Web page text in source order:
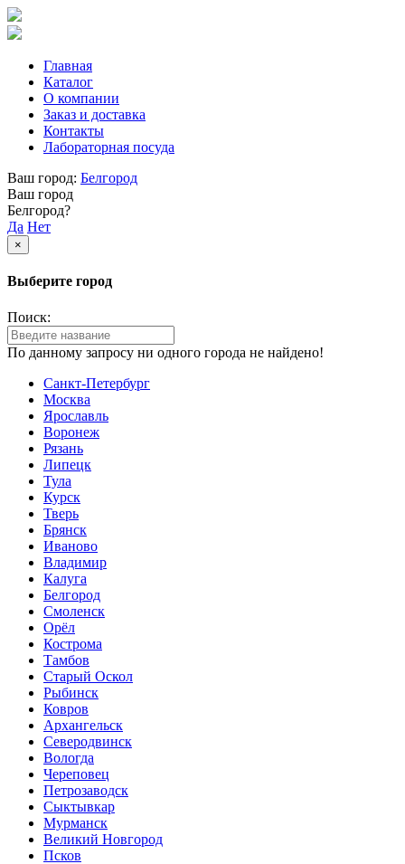
Главная
Каталог
О компании
Заказ и доставка
Контакты
Лабораторная посуда
Ваш город: Белгород
Ваш город
Белгород?
Да Нет
×
Выберите город
Поиск:
По данному запросу ни одного города не найдено!
Санкт-Петербург
Москва
Ярославль
Воронеж
Рязань
Липецк
Тула
Курск
Тверь
Брянск
Иваново
Владимир
Калуга
Белгород
Смоленск
Орёл
Кострома
Тамбов
Старый Оскол
Рыбинск
Ковров
Архангельск
Северодвинск
Вологда
Череповец
Петрозаводск
Сыктывкар
Мурманск
Великий Новгород
Псков